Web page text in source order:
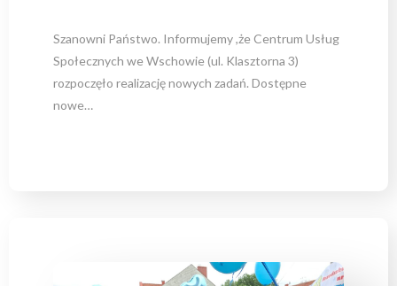
Szanowni Państwo. Informujemy ,że Centrum Usług
Społecznych we Wschowie (ul. Klasztorna 3)
rozpoczęło realizację nowych zadań. Dostępne
nowe…